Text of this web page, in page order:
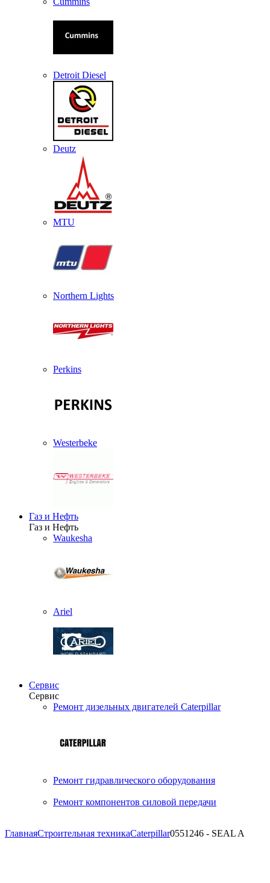
Detroit Diesel
Deutz
MTU
Northern Lights
Perkins
Westerbeke
Газ и Нефть
Газ и Нефть
Waukesha
Ariel
Сервис
Сервис
Ремонт дизельных двигателей Caterpillar
Ремонт гидравлического оборудования
Ремонт компонентов силовой передачи
ГлавнаяСтроительная техникаCaterpillar0551246 - SEAL A